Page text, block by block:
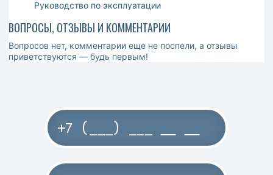
Руководство по эксплуатации
ВОПРОСЫ, ОТЗЫВЫ И КОММЕНТАРИИ
Вопросов нет, комментарии еще не поспели, а отзывы
приветствуются — будь первым!